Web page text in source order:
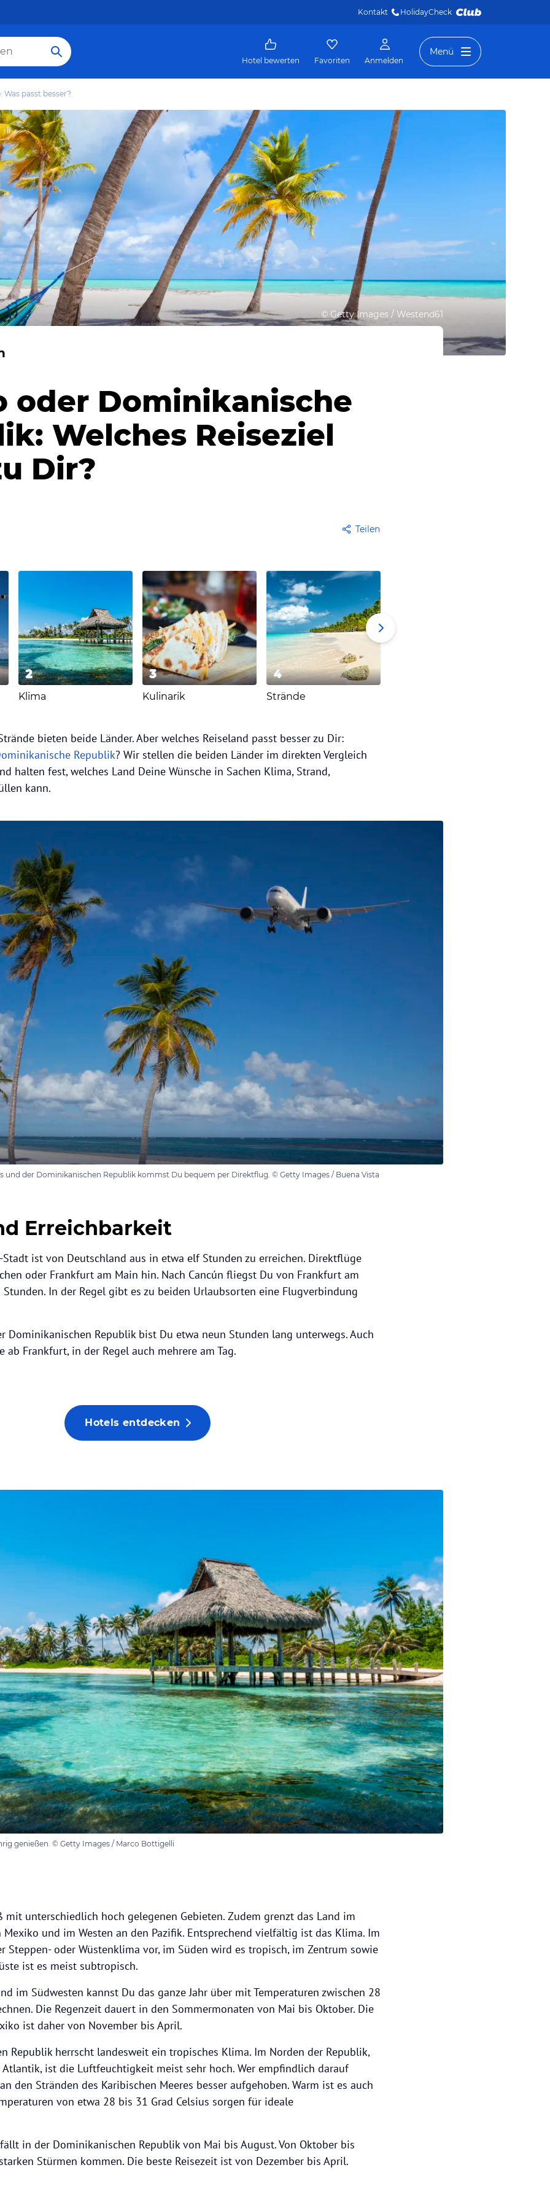
Kontakt HolidayCheck
Hotel bewerten Favoriten Anmelden
Menü
passt besser?
© Getty Images / Westend61
oder Dominikanische
Welches Reiseziel
Dir?
Teilen
2
Klima
3
Kulinarik
4
Strände
bieten beide Länder. Aber welches Reiseland passt besser zu Dir:
Republik? Wir stellen die beiden Länder im direkten Vergleich
halten fest, welches Land Deine Wünsche in Sachen Klima, Strand,
kann.
und der Dominikanischen Republik kommst Du bequem per Direktflug. © Getty Images / Buena Vista
Erreichbarkeit
ist von Deutschland aus in etwa elf Stunden zu erreichen. Direktflüge
oder Frankfurt am Main hin. Nach Cancún fliegst Du von Frankfurt am
In der Regel gibt es zu beiden Urlaubsorten eine Flugverbindung
Dominikanischen Republik bist Du etwa neun Stunden lang unterwegs. Auch
Frankfurt, in der Regel auch mehrere am Tag.
Hotels entdecken
genießen. © Getty Images / Marco Bottigelli
unterschiedlich hoch gelegenen Gebieten. Zudem grenzt das Land im
und im Westen an den Pazifik. Entsprechend vielfältig ist das Klima. Im
Steppen- oder Wüstenklima vor, im Süden wird es tropisch, im Zentrum sowie
ist es meist subtropisch.
im Südwesten kannst Du das ganze Jahr über mit Temperaturen zwischen 28
Die Regenzeit dauert in den Sommermonaten von Mai bis Oktober. Die
ist daher von November bis April.
Republik herrscht landesweit ein tropisches Klima. Im Norden der Republik,
Atlantik, ist die Luftfeuchtigkeit meist sehr hoch. Wer empfindlich darauf
den Stränden des Karibischen Meeres besser aufgehoben. Warm ist es auch
von etwa 28 bis 31 Grad Celsius sorgen für ideale
in der Dominikanischen Republik von Mai bis August. Von Oktober bis
Stürmen kommen. Die beste Reisezeit ist von Dezember bis April.